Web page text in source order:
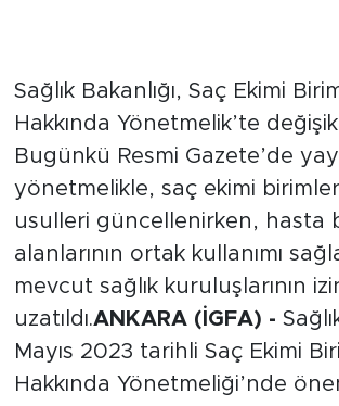
Sağlık Bakanlığı, Saç Ekimi
Hakkında Yönetmelik’te
Bugünkü Resmi Gazete’de
yönetmelikle, saç ekimi
usulleri güncellenirken, hasta
alanlarının ortak kullanımı
mevcut sağlık kuruluşlarının
uzatıldı.ANKARA (İGFA) -
Mayıs 2023 tarihli Saç Ekimi
Hakkında Yönetmeliği’nde